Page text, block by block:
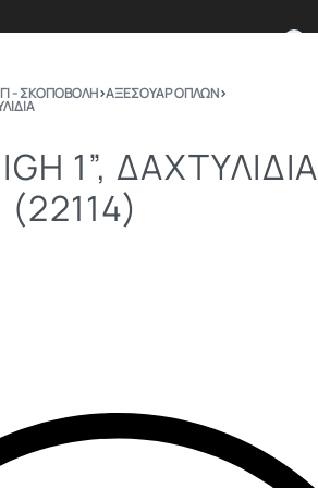
ΣΩΜΑΤΑ ΑΣΦΑΛΕΙΑΣ
- ΣΚΟΠΟΒΟΛΗ›ΑΞΕΣΟΥΑΡ ΟΠΛΩΝ›
1”, ΔΑΧΤΥΛΊΔΙΑ